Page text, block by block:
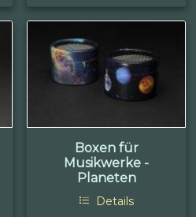
Boxen für
Musikwerke -
Planeten
Details